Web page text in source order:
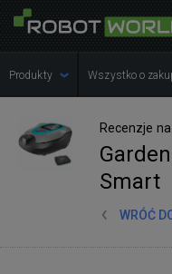
Produkty Wszystko o
Recenzje
Smart
WRÓĆ